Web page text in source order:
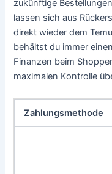
zukünftige
lassen sich aus
direkt wieder dem
behältst du immer
Finanzen beim
maximalen Kontrolle
Zahlungsmethode